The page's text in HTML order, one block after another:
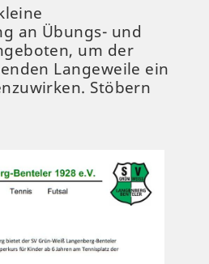
an Übungs- und
um der
Langeweile ein
Stöbern